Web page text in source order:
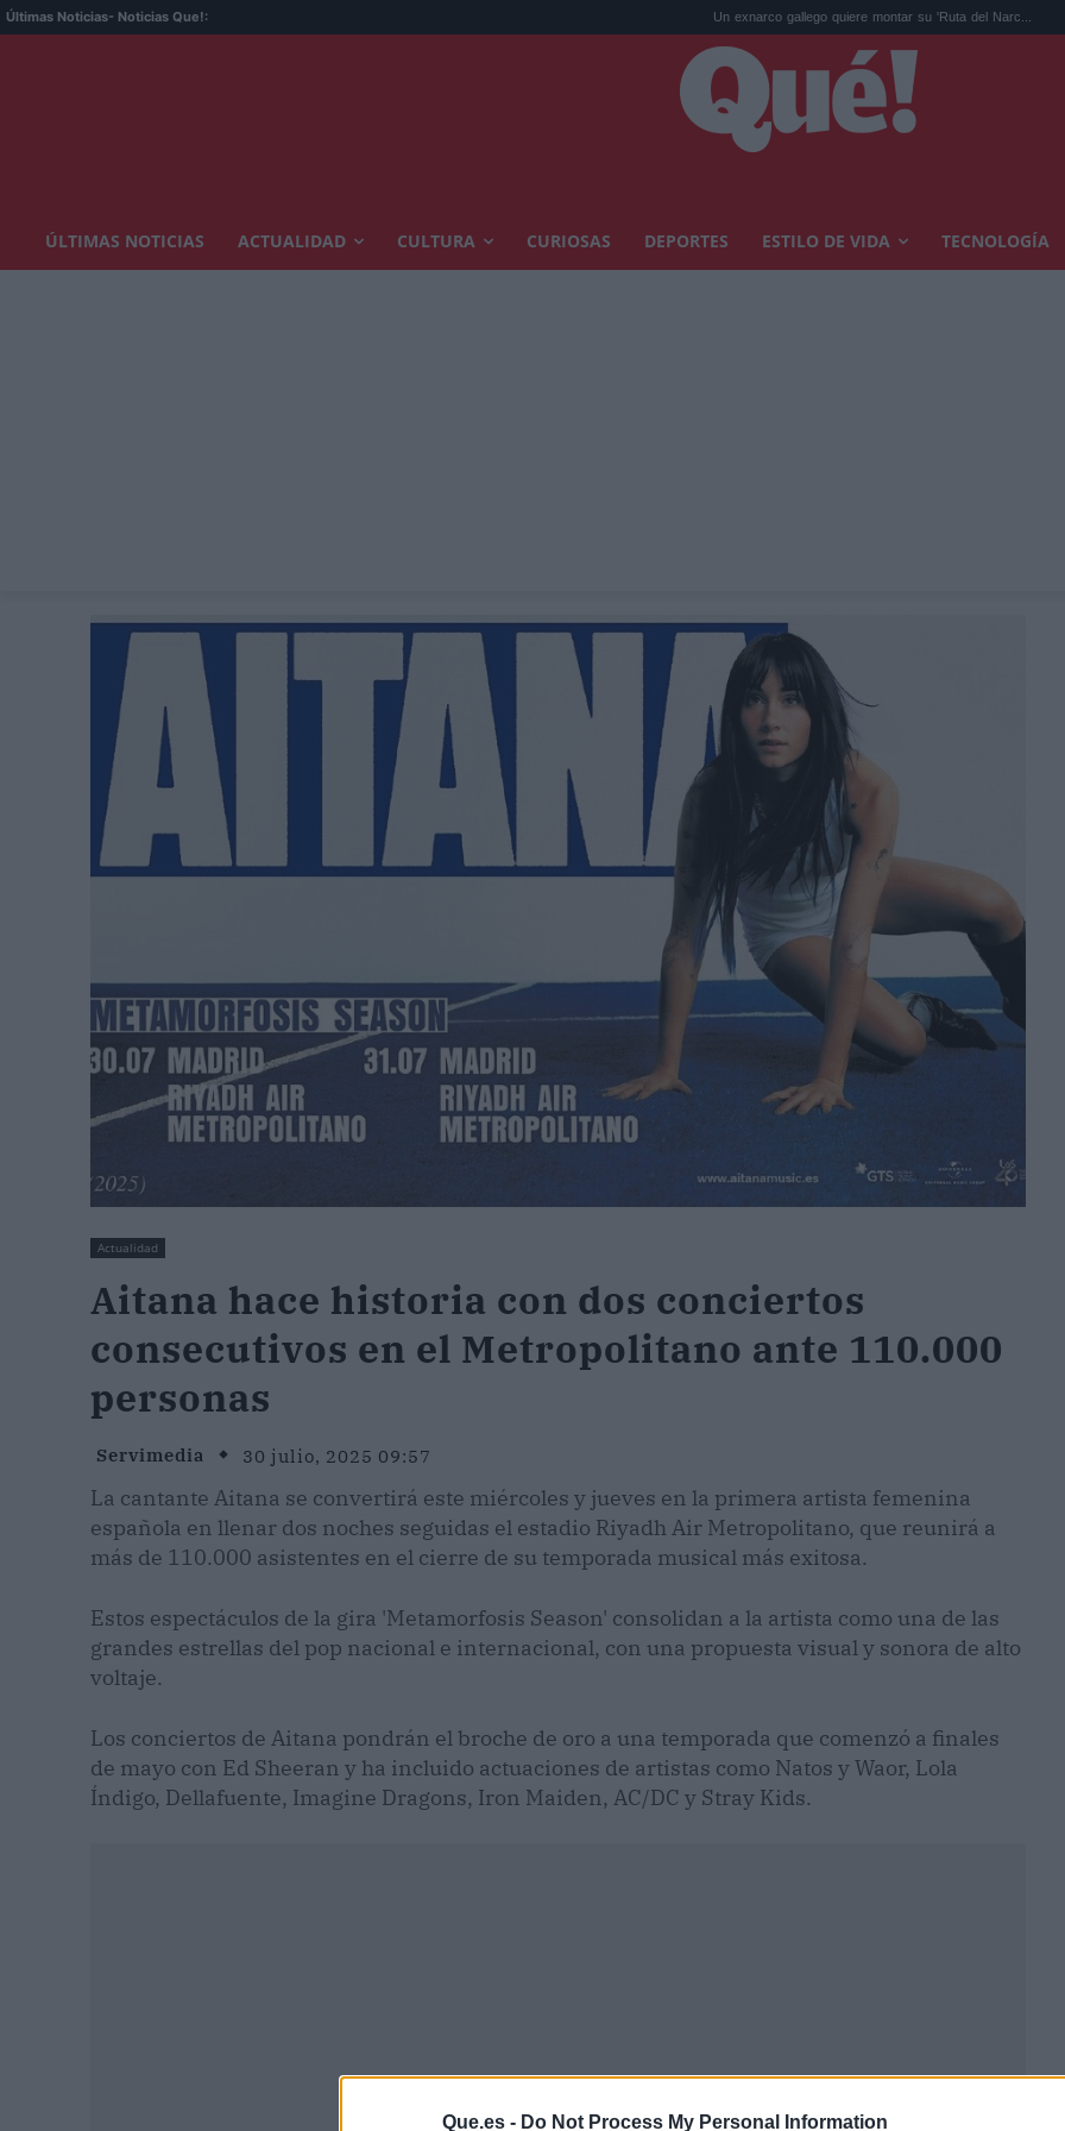
Que.es - Do Not Process My Personal Information
Últimas Noticias- Noticias Que!: Un exnarco gallego quiere montar su 'Ruta del Narc... Kit Connor
ÚLTIMAS NOTICIAS ACTUALIDAD CULTURA CURIOSAS DEPORTES ESTILO DE VIDA TECNOLOGÍA
Actualidad
Aitana hace historia con dos conciertos
consecutivos en el Metropolitano ante 110.000
personas
Servimedia 30 julio, 2025 09:57
La cantante Aitana se convertirá este miércoles y jueves en la primera artista femenina
española en llenar dos noches seguidas el estadio Riyadh Air Metropolitano, que reunirá a
más de 110.000 asistentes en el cierre de su temporada musical más exitosa.
Estos espectáculos de la gira 'Metamorfosis Season' consolidan a la artista como una de las
grandes estrellas del pop nacional e internacional, con una propuesta visual y sonora de alto
voltaje.
Los conciertos de Aitana pondrán el broche de oro a una temporada que comenzó a finales
de mayo con Ed Sheeran y ha incluido actuaciones de artistas como Natos y Waor, Lola
Índigo, Dellafuente, Imagine Dragons, Iron Maiden, AC/DC y Stray Kids.